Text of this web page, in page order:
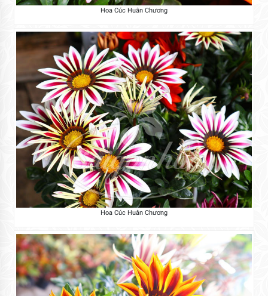
Hoa Cúc Huân Chương
Hoa Cúc Huân Chương